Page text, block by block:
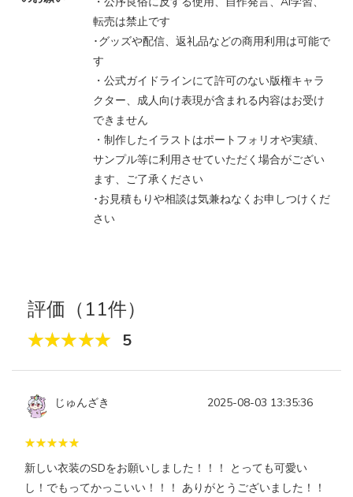
転売は禁止です
･グッズや配信、返礼品などの商用利用は可能で
す
・公式ガイドラインにて許可のない版権キャラ
クター、成人向け表現が含まれる内容はお受け
できません
・制作したイラストはポートフォリオや実績、
サンプル等に利用させていただく場合がござい
ます、ご了承ください
･お見積もりや相談は気兼ねなくお申しつけくだ
さい
評価（11件）
5
じゅんざき 2025-08-03 13:35:36
新しい衣装のSDをお願いしました！！！ とっても可愛い
し！でもってかっこいい！！！ ありがとうございました！！